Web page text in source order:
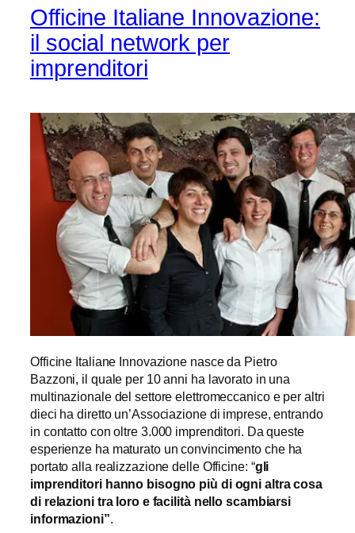
Officine Italiane Innovazione:
il social network per
imprenditori
Officine Italiane Innovazione nasce da Pietro
Bazzoni, il quale per 10 anni ha lavorato in una
multinazionale del settore elettromeccanico e per altri
dieci ha diretto un’Associazione di imprese, entrando
in contatto con oltre 3.000 imprenditori. Da queste
esperienze ha maturato un convincimento che ha
portato alla realizzazione delle Officine: “gli
imprenditori hanno bisogno più di ogni altra cosa
di relazioni tra loro e facilità nello scambiarsi
informazioni”.